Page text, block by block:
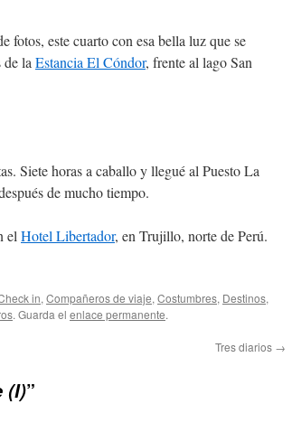
fotos, este cuarto con esa bella luz que se
la Estancia El Cóndor, frente al lago San
Siete horas a caballo y llegué al Puesto La
de mucho tiempo.
el Hotel Libertador, en Trujillo, norte de Perú.
in, Compañeros de viaje, Costumbres, Destinos,
. Guarda el enlace permanente.
Tres diarios →
(I)”